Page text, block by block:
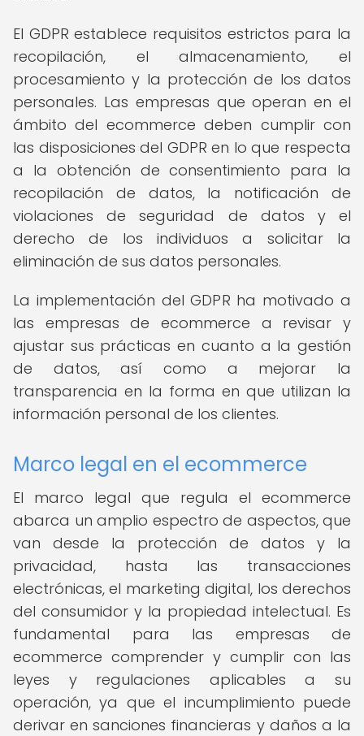
El GDPR establece requisitos estrictos para la
recopilación, el almacenamiento, el
procesamiento y la protección de los datos
personales. Las empresas que operan en el
ámbito del ecommerce deben cumplir con
las disposiciones del GDPR en lo que respecta
a la obtención de consentimiento para la
recopilación de datos, la notificación de
violaciones de seguridad de datos y el
derecho de los individuos a solicitar la
eliminación de sus datos personales.
La implementación del GDPR ha motivado a
las empresas de ecommerce a revisar y
ajustar sus prácticas en cuanto a la gestión
de datos, así como a mejorar la
transparencia en la forma en que utilizan la
información personal de los clientes.
Marco legal en el ecommerce
El marco legal que regula el ecommerce
abarca un amplio espectro de aspectos, que
van desde la protección de datos y la
privacidad, hasta las transacciones
electrónicas, el marketing digital, los derechos
del consumidor y la propiedad intelectual. Es
fundamental para las empresas de
ecommerce comprender y cumplir con las
leyes y regulaciones aplicables a su
operación, ya que el incumplimiento puede
derivar en sanciones financieras y daños a la